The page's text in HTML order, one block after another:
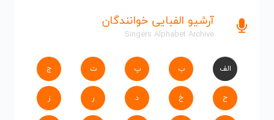
آرشیو الفبایی خوانندگان
Singers Alphabet Archive
الف ب پ ت ج
ح خ د ر ز